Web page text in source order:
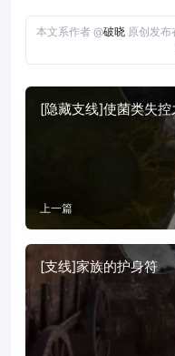
本文系作者 @破晓 原创发布
[隐藏支线]使菌类失控
上一篇
[支线]家族的护身符